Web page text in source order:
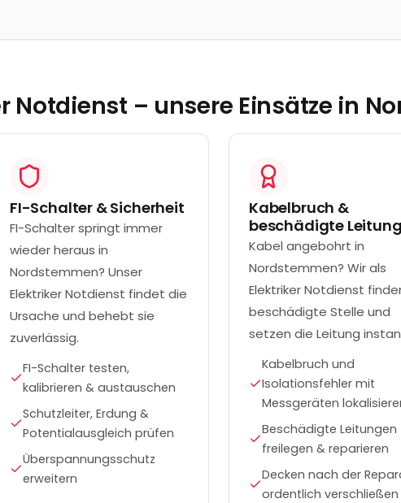
Notdienst – unsere Einsätze in
FI-Schalter & Sicherheit
FI-Schalter springt immer
wieder heraus in
Nordstemmen? Unser
Elektriker Notdienst findet die
Ursache und behebt sie
zuverlässig.
FI-Schalter testen,
kalibrieren & austauschen
Schutzleiter, Erdung &
Potentialausgleich prüfen
Überspannungsschutz
erweitern
Kabelbruch &
beschädigte
Kabel angebohrt in
Nordstemmen? Wir als
Elektriker Notdienst
beschädigte Stelle und
setzen die Leitung
Kabelbruch und
Isolationsfehler mit
Messgeräten
Beschädigte Leitungen
freilegen & reparieren
Decken nach der
ordentlich verschließen